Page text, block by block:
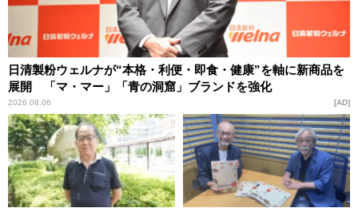
日清製粉ウェルナが“本格・利便・即食・健康”を軸に新商品を
展開 「マ・マー」「青の洞窟」ブランドを強化
2026.08.06 AD